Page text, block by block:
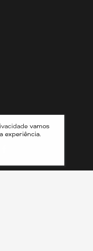
vamos
experiência.